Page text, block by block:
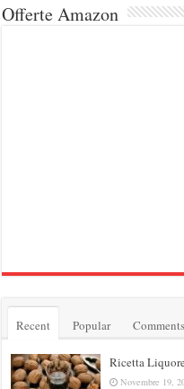
Offerte Amazon
Recent Popular Comments
Ricetta
Novembre 19,